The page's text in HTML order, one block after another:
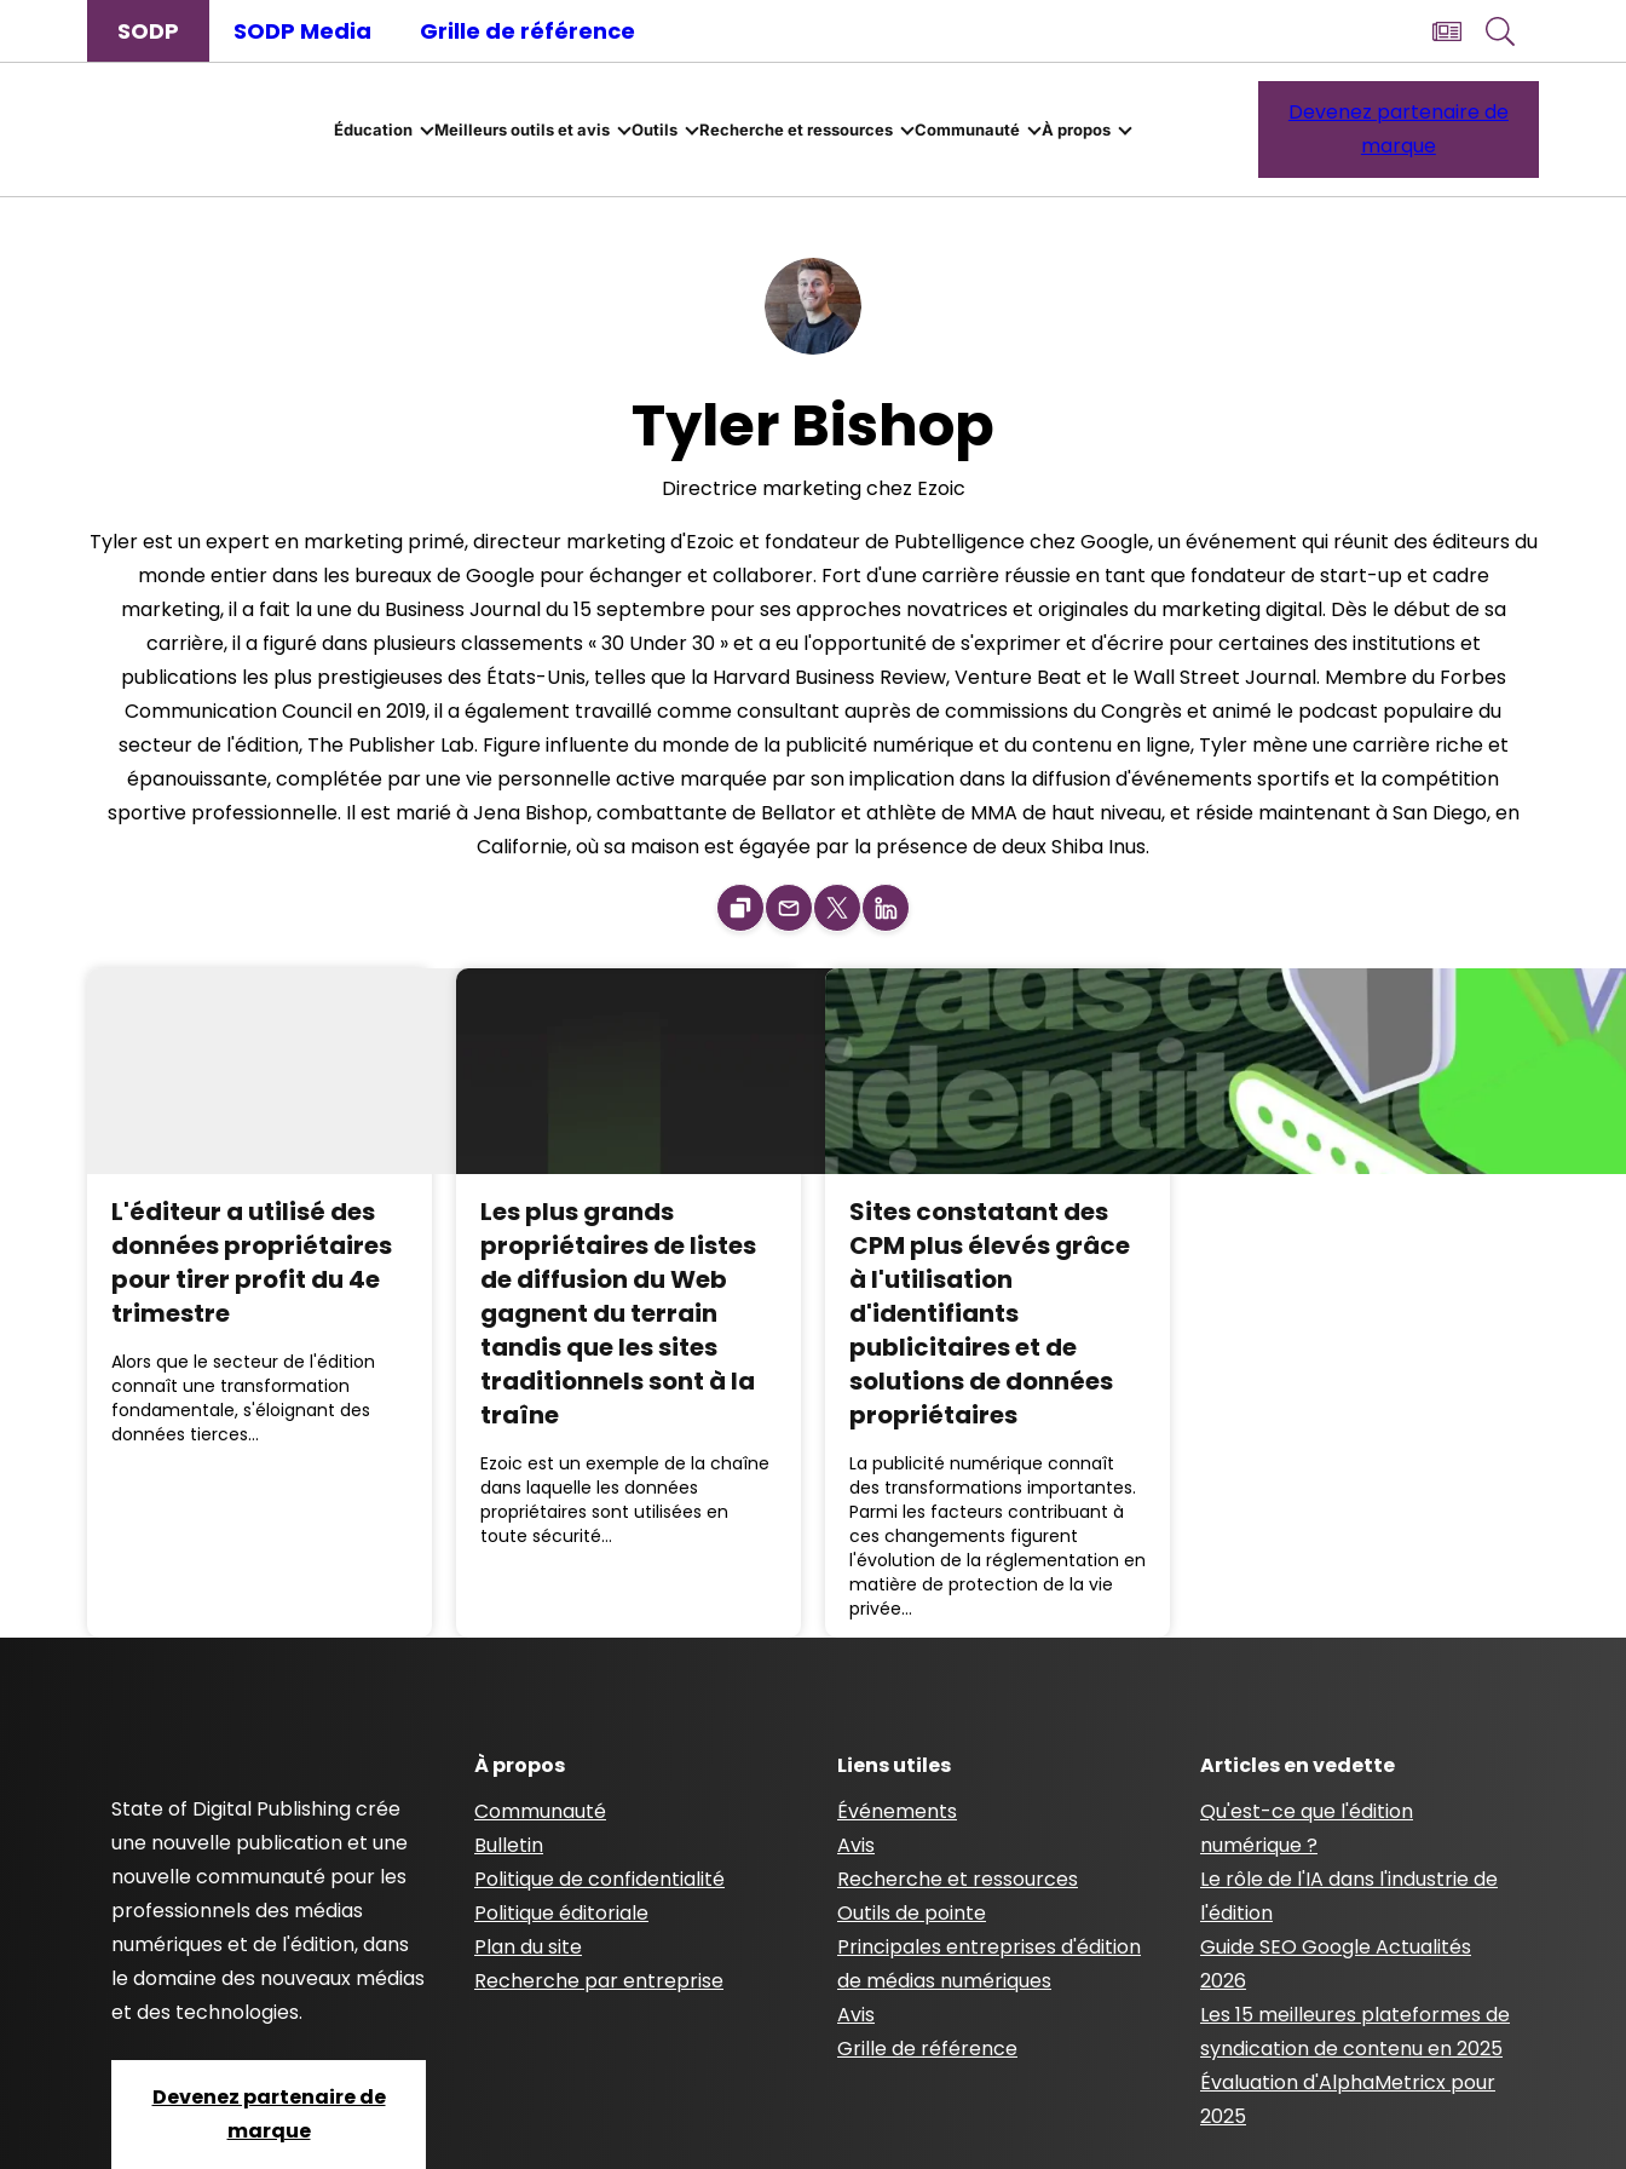
SODP SODP Media Grille de référence
Éducation Meilleurs outils et avis Outils Recherche et ressources Communauté À propos
Devenez partenaire de
marque
Tyler Bishop
Directrice marketing chez Ezoic
Tyler est un expert en marketing primé, directeur marketing d'Ezoic et fondateur de Pubtelligence chez Google, un événement qui réunit des éditeurs du
monde entier dans les bureaux de Google pour échanger et collaborer. Fort d'une carrière réussie en tant que fondateur de start-up et cadre
marketing, il a fait la une du Business Journal du 15 septembre pour ses approches novatrices et originales du marketing digital. Dès le début de sa
carrière, il a figuré dans plusieurs classements « 30 Under 30 » et a eu l'opportunité de s'exprimer et d'écrire pour certaines des institutions et
publications les plus prestigieuses des États-Unis, telles que la Harvard Business Review, Venture Beat et le Wall Street Journal. Membre du Forbes
Communication Council en 2019, il a également travaillé comme consultant auprès de commissions du Congrès et animé le podcast populaire du
secteur de l'édition, The Publisher Lab. Figure influente du monde de la publicité numérique et du contenu en ligne, Tyler mène une carrière riche et
épanouissante, complétée par une vie personnelle active marquée par son implication dans la diffusion d'événements sportifs et la compétition
sportive professionnelle. Il est marié à Jena Bishop, combattante de Bellator et athlète de MMA de haut niveau, et réside maintenant à San Diego, en
Californie, où sa maison est égayée par la présence de deux Shiba Inus.
L'éditeur a utilisé des
données propriétaires
pour tirer profit du 4e
trimestre
Alors que le secteur de l'édition
connaît une transformation
fondamentale, s'éloignant des
données tierces…
Les plus grands
propriétaires de listes
de diffusion du Web
gagnent du terrain
tandis que les sites
traditionnels sont à la
traîne
Ezoic est un exemple de la chaîne
dans laquelle les données
propriétaires sont utilisées en
toute sécurité…
Sites constatant des
CPM plus élevés grâce
à l'utilisation
d'identifiants
publicitaires et de
solutions de données
propriétaires
La publicité numérique connaît
des transformations importantes.
Parmi les facteurs contribuant à
ces changements figurent
l'évolution de la réglementation en
matière de protection de la vie
privée…
State of Digital Publishing crée
une nouvelle publication et une
nouvelle communauté pour les
professionnels des médias
numériques et de l'édition, dans
le domaine des nouveaux médias
et des technologies.
Devenez partenaire de
marque
À propos
Communauté
Bulletin
Politique de confidentialité
Politique éditoriale
Plan du site
Recherche par entreprise
Liens utiles
Événements
Avis
Recherche et ressources
Outils de pointe
Principales entreprises d'édition
de médias numériques
Avis
Grille de référence
Articles en vedette
Qu'est-ce que l'édition
numérique ?
Le rôle de l'IA dans l'industrie de
l'édition
Guide SEO Google Actualités
2026
Les 15 meilleures plateformes de
syndication de contenu en 2025
Évaluation d'AlphaMetricx pour
2025